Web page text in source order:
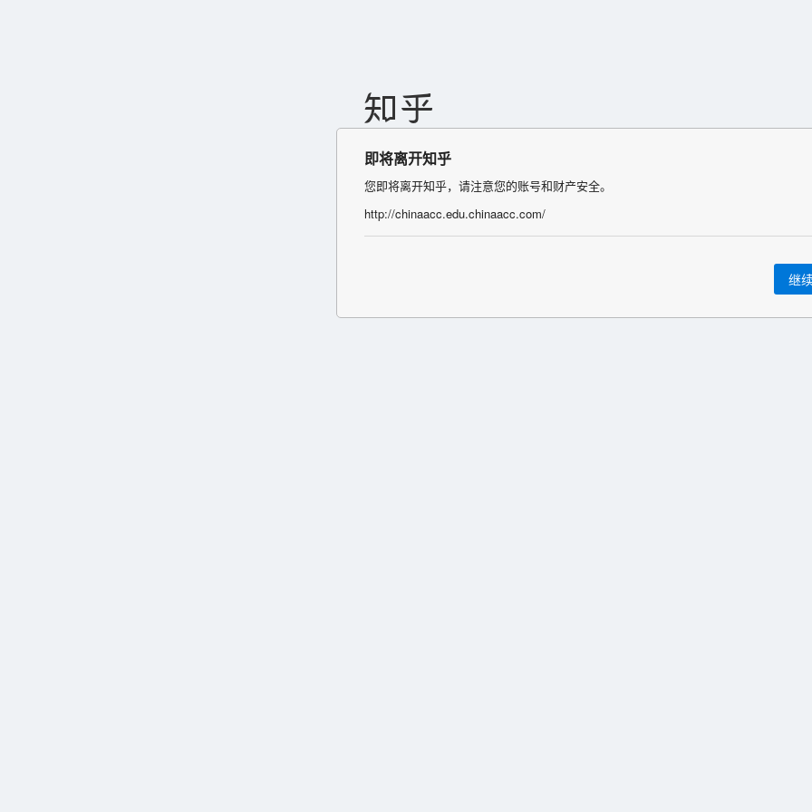
即将离开知乎
您即将离开知乎，请注意您的账号和财产安全。
http://chinaacc.edu.chinaacc.com/
继